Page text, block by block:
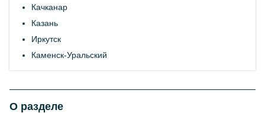
Качканар
Казань
Иркутск
Каменск-Уральский
О разделе